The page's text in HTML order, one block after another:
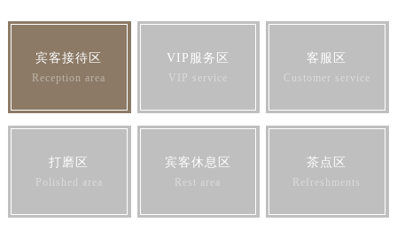
宾客接待区
Reception area
VIP服务区
VIP service
客服区
Customer service
打磨区
Polished area
宾客休息区
Rest area
茶点区
Refreshments